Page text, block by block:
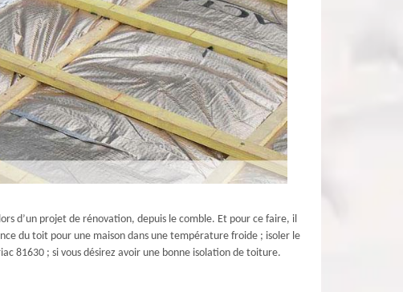
d’un projet de rénovation, depuis le comble. Et pour ce faire, il
du toit pour une maison dans une température froide ; isoler le
81630 ; si vous désirez avoir une bonne isolation de toiture.